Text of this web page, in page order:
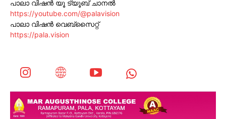
പാലാ വിഷൻ യൂ ട്യൂബ് ചാനൽ
https://youtube.com/@palavision
പാലാ വിഷൻ വെബ്സൈറ്റ്
https://pala.vision